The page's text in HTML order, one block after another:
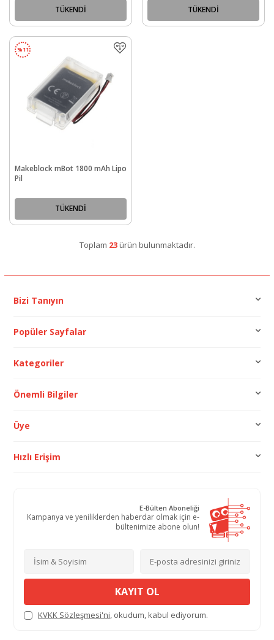
TÜKENDİ TÜKENDİ
%11
Makeblock mBot 1800 mAh Lipo
Pil
TÜKENDİ
Toplam 23ürün bulunmaktadır.
Bizi Tanıyın
Popüler Sayfalar
Kategoriler
Önemli Bilgiler
Üye
Hızlı Erişim
E-Bülten Aboneliği
Kampanya ve yeniliklerden haberdar olmak için e-
bültenimize abone olun!
KAYIT OL
KVKK Sözleşmesi'ni, okudum, kabul ediyorum.